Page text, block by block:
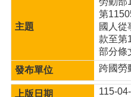
告
第
國人從
款至第
部分條
跨國勞
115-